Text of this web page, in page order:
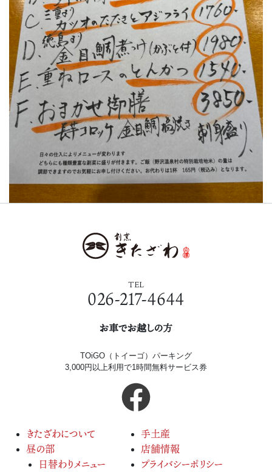
TEL
026-217-4644
お車でお越しの方
TOiGO（トイーゴ）パーキング
3,000円以上利用で1時間無料サービス券
きたざわについて
昼の部
日替わりメニュー
手土産
店舗情報
プライバシーポリシー